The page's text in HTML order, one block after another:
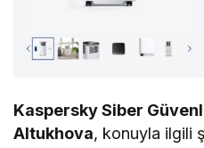
Kaspersky Siber
Altukhova, konuyla ilgili